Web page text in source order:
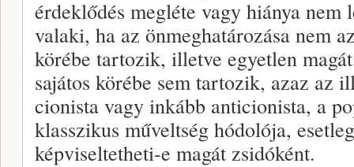
érdeklődés megléte vagy hiánya nem
valaki, ha az önmeghatározása nem
körébe tartozik, illetve egyetlen
sajátos körébe sem tartozik, azaz az
cionista vagy inkább anticionista, a
klasszikus műveltség hódolója,
képviseltetheti-e magát zsidóként.